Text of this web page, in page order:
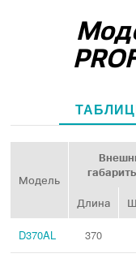
Модель
Длина
D370AL 370